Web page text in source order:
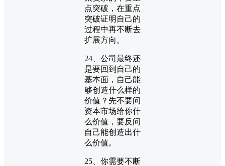
点突破，在重点
突破证明自己的
过程中再不断去
扩展方向。
24、公司最终还
是要回到自己的
基本面，自己能
够创造什么样的
价值？先不要问
资本市场给你什
么价值，要反问
自己能创造出什
么价值。
25、你需要不断